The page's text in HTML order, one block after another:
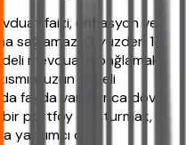
faizi, enflasyon ve
sağlamaz. O yüzden 1
mevduata bağlamak
uzun vadeli
fayda var. Ayrıca döviz
bir portföy oluşturmak,
yardımcı olur.